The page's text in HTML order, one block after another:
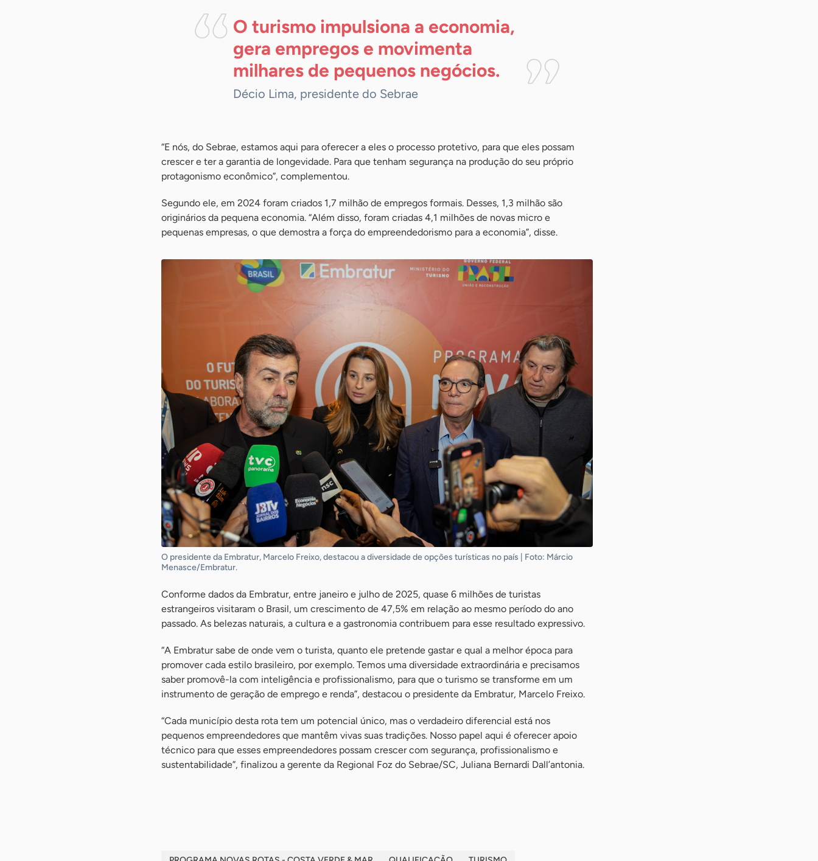
O turismo impulsiona a economia,
gera empregos e movimenta
milhares de pequenos negócios.
Décio Lima, presidente do Sebrae
“E nós, do Sebrae, estamos aqui para oferecer a eles o processo protetivo, para que eles possam
crescer e ter a garantia de longevidade. Para que tenham segurança na produção do seu próprio
protagonismo econômico”, complementou.
Segundo ele, em 2024 foram criados 1,7 milhão de empregos formais. Desses, 1,3 milhão são
originários da pequena economia. “Além disso, foram criadas 4,1 milhões de novas micro e
pequenas empresas, o que demostra a força do empreendedorismo para a economia”, disse.
O presidente da Embratur, Marcelo Freixo, destacou a diversidade de opções turísticas no país | Foto: Márcio
Menasce/Embratur.
Conforme dados da Embratur, entre janeiro e julho de 2025, quase 6 milhões de turistas
estrangeiros visitaram o Brasil, um crescimento de 47,5% em relação ao mesmo período do ano
passado. As belezas naturais, a cultura e a gastronomia contribuem para esse resultado expressivo.
“A Embratur sabe de onde vem o turista, quanto ele pretende gastar e qual a melhor época para
promover cada estilo brasileiro, por exemplo. Temos uma diversidade extraordinária e precisamos
saber promovê-la com inteligência e profissionalismo, para que o turismo se transforme em um
instrumento de geração de emprego e renda”, destacou o presidente da Embratur, Marcelo Freixo.
“Cada município desta rota tem um potencial único, mas o verdadeiro diferencial está nos
pequenos empreendedores que mantêm vivas suas tradições. Nosso papel aqui é oferecer apoio
técnico para que esses empreendedores possam crescer com segurança, profissionalismo e
sustentabilidade”, finalizou a gerente da Regional Foz do Sebrae/SC, Juliana Bernardi Dall’antonia.